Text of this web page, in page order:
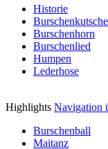
Historie
Burschenkutsche
Burschenhorn
Burschenlied
Humpen
Lederhose
Highlights Navigation
Burschenball
Maitanz